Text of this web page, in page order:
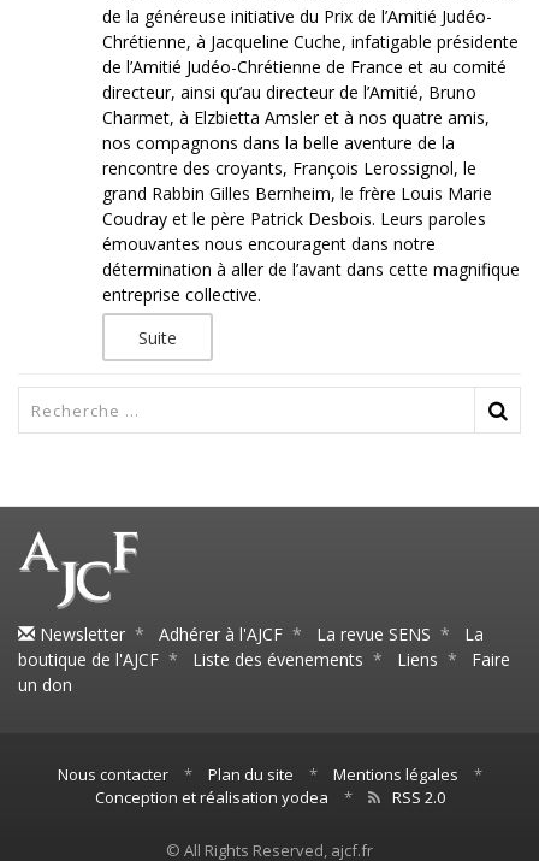
de la généreuse initiative du Prix de l’Amitié Judéo-
Chrétienne, à Jacqueline Cuche, infatigable présidente
de l’Amitié Judéo-Chrétienne de France et au comité
directeur, ainsi qu’au directeur de l’Amitié, Bruno
Charmet, à Elzbietta Amsler et à nos quatre amis,
nos compagnons dans la belle aventure de la
rencontre des croyants, François Lerossignol, le
grand Rabbin Gilles Bernheim, le frère Louis Marie
Coudray et le père Patrick Desbois. Leurs paroles
émouvantes nous encouragent dans notre
détermination à aller de l’avant dans cette magnifique
entreprise collective.
Suite
Newsletter * Adhérer à l'AJCF * La revue SENS * La
boutique de l'AJCF * Liste des évenements * Liens * Faire
un don
Nous contacter * Plan du site * Mentions légales
*
Conception et réalisation yodea
* RSS 2.0
© All Rights Reserved, ajcf.fr